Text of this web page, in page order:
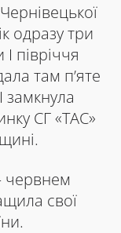
одразу три
півріччя
там п’яте
замкнула
СГ «ТАС»
червнем
свої